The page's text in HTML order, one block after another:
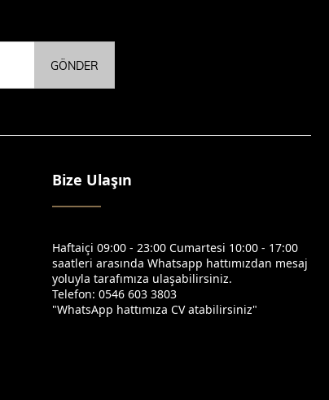
GÖNDER
Bize Ulaşın
Haftaiçi 09:00 - 23:00 Cumartesi 10:00 - 17:00
saatleri arasında Whatsapp hattımızdan mesaj
yoluyla tarafımıza ulaşabilirsiniz.
Telefon: 0546 603 3803
"WhatsApp hattımıza CV atabilirsiniz"